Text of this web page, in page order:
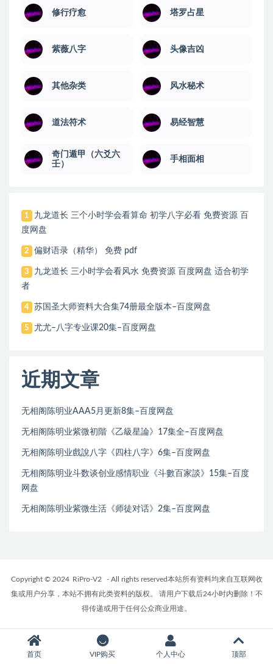
修行疗愈 塔罗占星
紫薇八字 头像吉凶
其他杂类 风水秘术
道法符术 易经智慧
奇门遁甲（六爻六
壬）
手相面相
1
九龙道长 三个小时学会看算命 初学八字必看 免费资源 百
度网盘
2 偏财语录（精华） 免费 pdf
3
九龙道长 三小时学会看风水 免费资源 百度网盘 适合初学
者
4 苏国圣大师资料大合集74册最全版本–百度网盘
5 尤尤–八字专业课20集–百度网盘
近期文章
无相阁陈明业AAA5月更新8集–百度网盘
无相阁陈明业紫微初階《乙級星論》17集全–百度网盘
无相阁陈明业戲說八字《四柱八字》6集–百度网盘
无相阁陈明业斗数谈创业感情职业《斗數百家談》15集–百度
网盘
无相阁陈明业紫微生活《师徒对话》2集–百度网盘
Copyright © 2024 RiPro-V2
- All rights reserved本站所有资料均来自互联网收
集或用户分享，本站不拥有此类资料的版权。 请用户下载后24小时内删除！不
得传递或用于任何公众商业用途。
首页 VIP购买 个人中心 顶部